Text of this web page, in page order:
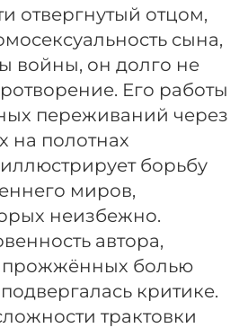
отвергнутый отцом,
сына,
войны, он долго не
Его работы
переживаний через
на полотнах
борьбу
миров,
неизбежно.
автора,
прожжённых болью
критике.
трактовки